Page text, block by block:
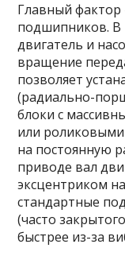
Главный
подшипников. В
двигатель и
вращение
позволяет
(радиально-
блоки с
или
на постоянную
приводе вал
эксцентриком
стандартные
(часто
быстрее из-за